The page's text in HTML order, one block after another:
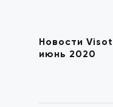
Новости
июнь 2020